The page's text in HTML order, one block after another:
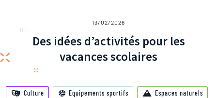
13/02/2026
Des idées d’activités pour les
vacances scolaires
Culture Equipements sportifs Espaces naturels